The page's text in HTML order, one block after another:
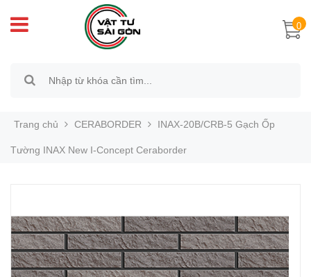
0
Trang chủ CERABORDER INAX-20B/CRB-5 Gạch Ốp
Tường INAX New I-Concept Ceraborder